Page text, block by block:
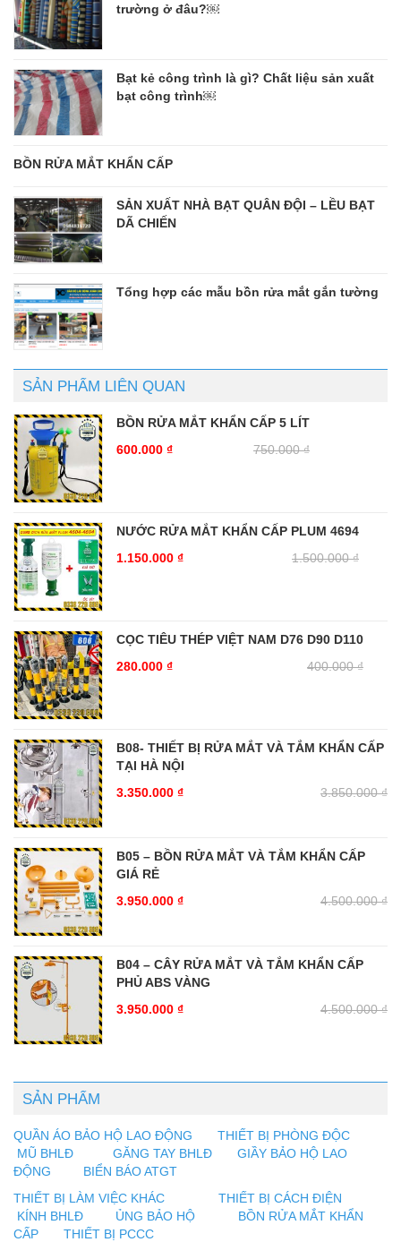
trường ở đâu?￼
Bạt kẻ công trình là gì? Chất liệu sản xuất
bạt công trình￼
BỒN RỬA MẮT KHẨN CẤP
SẢN XUẤT NHÀ BẠT QUÂN ĐỘI – LỀU BẠT
DÃ CHIẾN
Tổng hợp các mẫu bồn rửa mắt gắn tường
SẢN PHẨM LIÊN QUAN
BỒN RỬA MẮT KHẨN CẤP 5 LÍT
750.000₫
600.000 ₫
NƯỚC RỬA MẮT KHẨN CẤP PLUM 4694
1.500.000₫
1.150.000 ₫
CỌC TIÊU THÉP VIỆT NAM D76 D90 D110
400.000₫
280.000 ₫
B08- THIẾT BỊ RỬA MẮT VÀ TẮM KHẨN CẤP
TẠI HÀ NỘI
3.850.000₫
3.350.000 ₫
B05 – BỒN RỬA MẮT VÀ TẮM KHẨN CẤP
GIÁ RẺ
4.500.000₫
3.950.000 ₫
B04 – CÂY RỬA MẮT VÀ TẮM KHẨN CẤP
PHỦ ABS VÀNG
4.500.000₫
3.950.000 ₫
SẢN PHẨM
QUẦN ÁO BẢO HỘ LAO ĐỘNG
THIẾT BỊ PHÒNG ĐỘC
MŨ BHLĐ
GĂNG TAY BHLĐ
GIẦY BẢO HỘ LAO
ĐỘNG
BIỂN BÁO ATGT
THIẾT BỊ LÀM VIỆC KHÁC
THIẾT BỊ CÁCH ĐIỆN
KÍNH BHLĐ
ỦNG BẢO HỘ
BỒN RỬA MẮT KHẨN
CẤP
THIẾT BỊ PCCC